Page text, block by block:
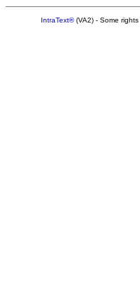
IntraText®(VA2) - Some